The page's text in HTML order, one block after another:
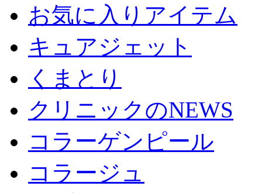
お気に入りアイテム
キュアジェット
くまとり
クリニックのNEWS
コラーゲンピール
コラージュ